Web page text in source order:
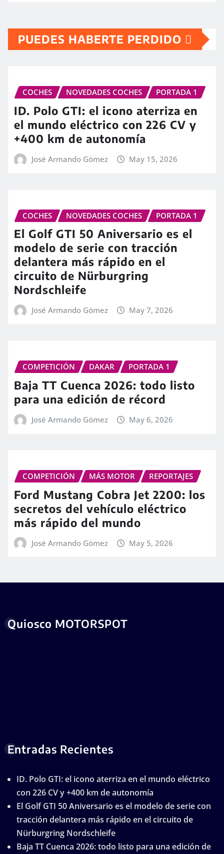
PUEDES HABERTE PERDIDO
COCHES NOVEDADES COCHES PORTADA 1
ID. Polo GTI: el icono aterriza en
el mundo eléctrico con 226 CV y
+400 km de autonomía
José Armando Gómez May 15, 2026
COCHES NOVEDADES COCHES PORTADA 1
El Golf GTI 50 Aniversario es el
modelo de serie con tracción
delantera más rápido en el
circuito de Nürburgring
Nordschleife
José Armando Gómez May 7, 2026
COMPETICIÓN DAKAR PORTADA 1
Baja TT Cuenca 2026: todo listo
para una edición de récord
José Armando Gómez May 6, 2026
COMPETICIÓN MÁS MOTOR REPORTAJES
Ford Mustang Cobra Jet 2200: los
secretos del vehículo eléctrico
más rápido del mundo
José Armando Gómez May 5, 2026
Quiosco MOTORSPOT
Entradas Recientes
ID. Polo GTI: el icono aterriza en el mundo eléctrico
con 226 CV y +400 km de autonomía
El Golf GTI 50 Aniversario es el modelo de serie con
tracción delantera más rápido en el circuito de
Nürburgring Nordschleife
Baja TT Cuenca 2026: todo listo para una edición de